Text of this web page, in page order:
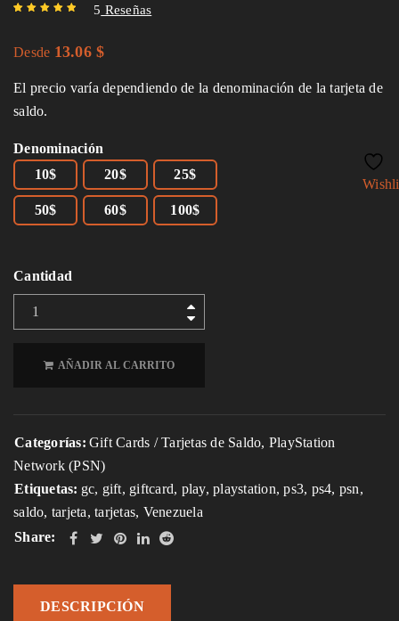
sobre 5
de clientes
5 Reseñas
Desde 13.06$
El precio varía dependiendo de la denominación de la tarjeta de
saldo.
Denominación
10$
20$ 25$
50$ 60$ 100$
Cantidad
AÑADIR AL CARRITO
Categorías: Gift Cards / Tarjetas de Saldo, PlayStation
Network (PSN)
Etiquetas: gc, gift, giftcard, play, playstation,ps3, ps4, psn,
saldo, tarjeta, tarjetas, Venezuela
Share:
DESCRIPCIÓN